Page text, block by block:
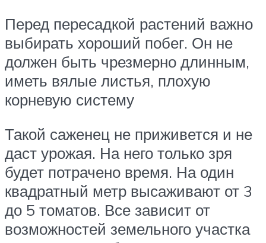
Перед пересадкой растений важно
выбирать хороший побег. Он не
должен быть чрезмерно длинным,
иметь вялые листья, плохую
корневую систему
Такой саженец не приживется и не
даст урожая. На него только зря
будет потрачено время. На один
квадратный метр высаживают от 3
до 5 томатов. Все зависит от
возможностей земельного участка